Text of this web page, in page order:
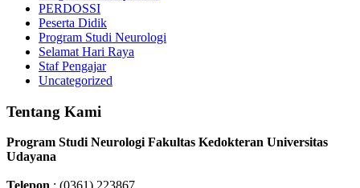
PERDOSSI
Peserta Didik
Program Studi Neurologi
Selamat Hari Raya
Staf Pengajar
Uncategorized
Tentang Kami
Program Studi Neurologi Fakultas Kedokteran Universitas
Udayana